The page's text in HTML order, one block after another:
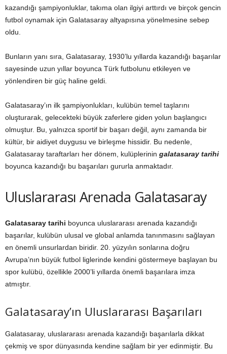
kazandığı şampiyonluklar, takıma olan ilgiyi arttırdı ve birçok gencin
futbol oynamak için Galatasaray altyapısına yönelmesine sebep
oldu.
Bunların yanı sıra, Galatasaray, 1930’lu yıllarda kazandığı başarılar
sayesinde uzun yıllar boyunca Türk futbolunu etkileyen ve
yönlendiren bir güç haline geldi.
Galatasaray’ın ilk şampiyonlukları, kulübün temel taşlarını
oluşturarak, gelecekteki büyük zaferlere giden yolun başlangıcı
olmuştur. Bu, yalnızca sportif bir başarı değil, aynı zamanda bir
kültür, bir aidiyet duygusu ve birleşme hissidir. Bu nedenle,
Galatasaray taraftarları her dönem, kulüplerinin galatasaray tarihi
boyunca kazandığı bu başarıları gururla anmaktadır.
Uluslararası Arenada Galatasaray
Galatasaray tarihi boyunca uluslararası arenada kazandığı
başarılar, kulübün ulusal ve global anlamda tanınmasını sağlayan
en önemli unsurlardan biridir. 20. yüzyılın sonlarına doğru
Avrupa’nın büyük futbol liglerinde kendini göstermeye başlayan bu
spor kulübü, özellikle 2000’li yıllarda önemli başarılara imza
atmıştır.
Galatasaray’ın Uluslararası Başarıları
Galatasaray, uluslararası arenada kazandığı başarılarla dikkat
çekmiş ve spor dünyasında kendine sağlam bir yer edinmiştir. Bu